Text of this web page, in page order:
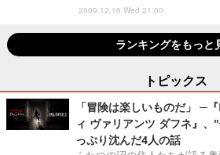
2009.12.16 Wed 21:00
ランキングをもっと
トピックス
「冒険は楽しいものだ」 ─
ィ ヴァリアンツ ダフネ』
っぷり沈んだ4人の話